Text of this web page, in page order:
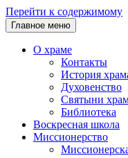
Перейти к содержимому
Главное меню
О храме
Контакты
История
Духовенство
Святыни
Библиотека
Воскресная школа
Миссионерство